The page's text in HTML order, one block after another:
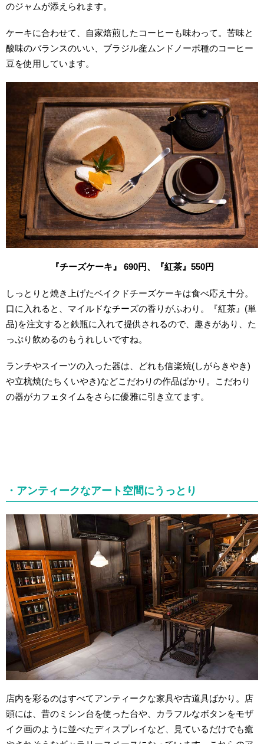
のジャムが添えられます。
ケーキに合わせて、自家焙煎したコーヒーも味わって。苦味と
酸味のバランスのいい、ブラジル産ムンドノーボ種のコーヒー
豆を使用しています。
『チーズケーキ』 690円、『紅茶』550円
しっとりと焼き上げたベイクドチーズケーキは食べ応え十分。
口に入れると、マイルドなチーズの香りがふわり。『紅茶』(単
品)を注文すると鉄瓶に入れて提供されるので、趣きがあり、た
っぷり飲めるのもうれしいですね。
ランチやスイーツの入った器は、どれも信楽焼(しがらきやき)
や立杭焼(たちくいやき)などこだわりの作品ばかり。こだわり
の器がカフェタイムをさらに優雅に引き立てます。
・アンティークなアート空間にうっとり
店内を彩るのはすべてアンティークな家具や古道具ばかり。店
頭には、昔のミシン台を使った台や、カラフルなボタンをモザ
イク画のように並べたディスプレイなど、見ているだけでも癒